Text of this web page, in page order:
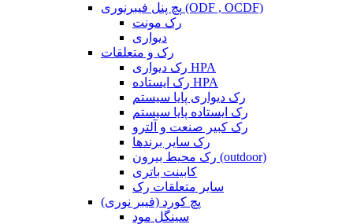
پچ پنل فیبرنوری (ODF , OCDF)
رک مونت
دیواری
رک و متعلقات
رک دیواری HPA
رک ایستاده HPA
رک دیواری پایا سیستم
رک ایستاده پایا سیستم
رک کبیر صنعت و آلترو
رک سایر برندها
رک محیط بیرون (outdoor)
کابینت باتری
سایر متعلقات رک
پچ کورد (فیبر نوری)
سینگل مود